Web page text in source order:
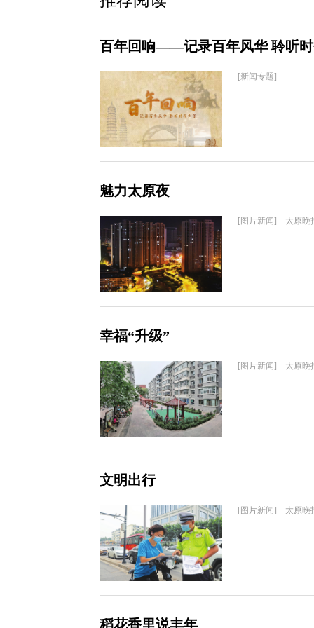
百年回响——记录百年风华 聆听
[新闻专题]
魅力太原夜
[图片新闻] 太原晚
幸福“升级”
[图片新闻] 太原晚
文明出行
[图片新闻] 太原晚
稻花香里说丰年